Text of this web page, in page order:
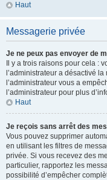
Haut
Messagerie privée
Je ne peux pas envoyer de
Il y a trois raisons pour cela :
l’administrateur a désactivé
l’administrateur vous a
l’administrateur pour plus
Haut
Je reçois sans arrêt des
Vous pouvez supprimer
en utilisant les filtres de
privée. Si vous recevez des
particulier, rapportez les
possibilité d’empêcher